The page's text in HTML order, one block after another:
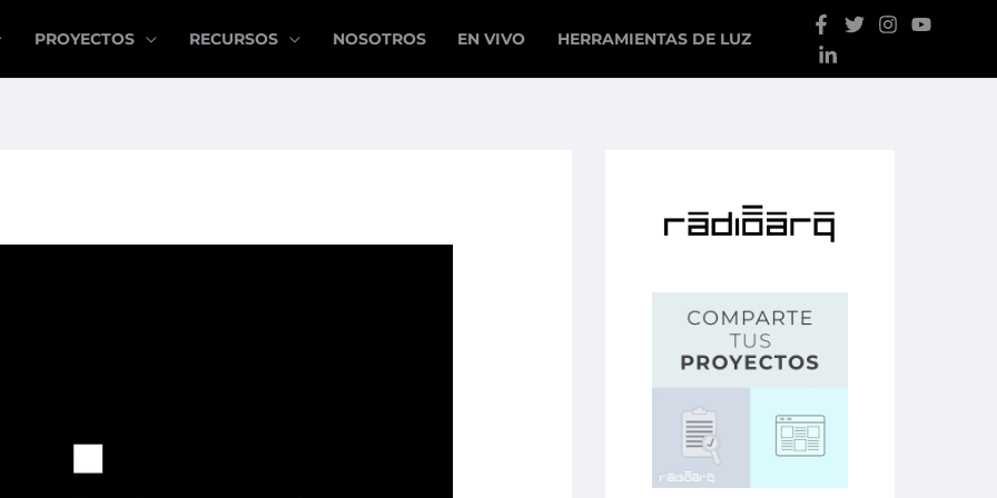
PROYECTOS RECURSOS NOSOTROS EN VIVO HERRAMIENTAS DE LUZ